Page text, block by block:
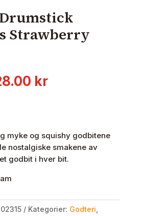
Strawberry
krNåværende
myke og squishy godbitene
nostalgiske smakene av
godbit i hver bit.
Kategorier: Godteri